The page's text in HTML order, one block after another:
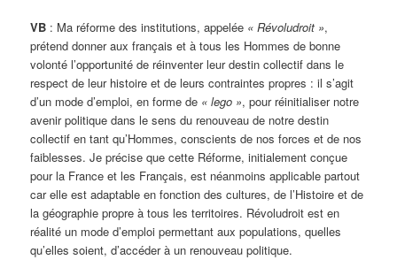
VB : Ma réforme des institutions, appelée « Révoludroit »,
prétend donner aux français et à tous les Hommes de bonne
volonté l’opportunité de réinventer leur destin collectif dans le
respect de leur histoire et de leurs contraintes propres : il s’agit
d’un mode d’emploi, en forme de « lego », pour réinitialiser notre
avenir politique dans le sens du renouveau de notre destin
collectif en tant qu’Hommes, conscients de nos forces et de nos
faiblesses. Je précise que cette Réforme, initialement conçue
pour la France et les Français, est néanmoins applicable partout
car elle est adaptable en fonction des cultures, de l’Histoire et de
la géographie propre à tous les territoires. Révoludroit est en
réalité un mode d’emploi permettant aux populations, quelles
qu’elles soient, d’accéder à un renouveau politique.